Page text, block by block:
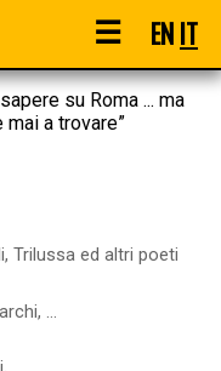
☰ ENIT
su Roma ... ma
a trovare”
Trilussa ed altri poeti
...